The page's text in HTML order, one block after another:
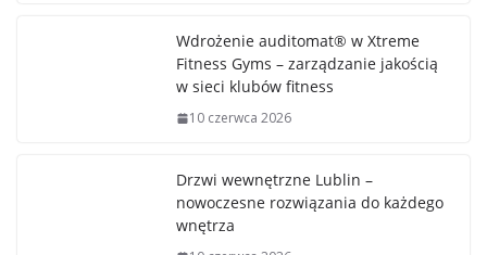
Wdrożenie auditomat® w Xtreme
Fitness Gyms – zarządzanie jakością
w sieci klubów fitness
10 czerwca 2026
Drzwi wewnętrzne Lublin –
nowoczesne rozwiązania do każdego
wnętrza